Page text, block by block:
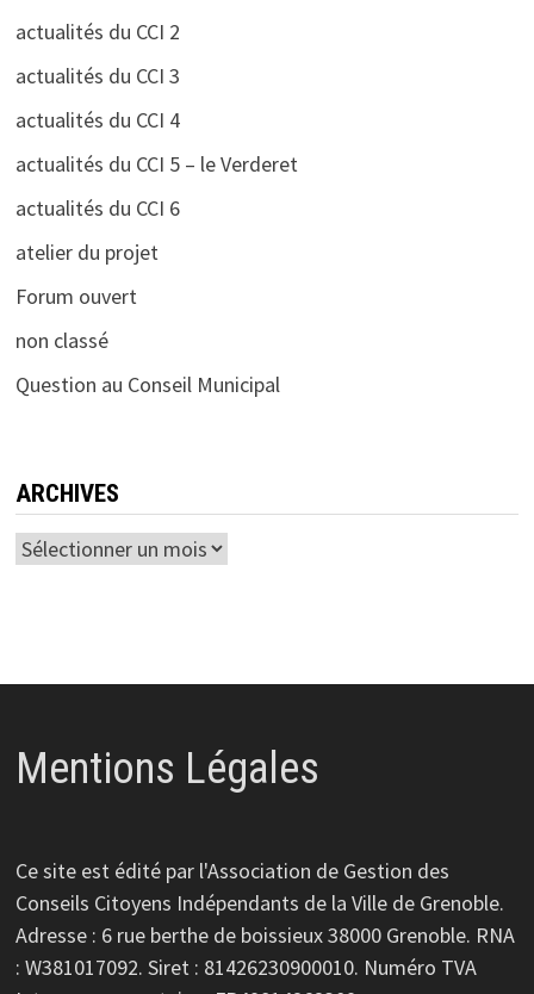
actualités du CCI 2
actualités du CCI 3
actualités du CCI 4
actualités du CCI 5 – le Verderet
actualités du CCI 6
atelier du projet
Forum ouvert
non classé
Question au Conseil Municipal
ARCHIVES
Archives
Mentions Légales
Ce site est édité par l'Association de Gestion des
Conseils Citoyens Indépendants de la Ville de Grenoble.
Adresse : 6 rue berthe de boissieux 38000 Grenoble. RNA
: W381017092. Siret : 81426230900010. Numéro TVA